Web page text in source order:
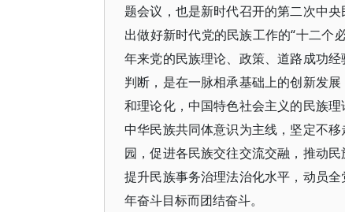
题会议，也是新时代召开的第二次中
出做好新时代党的民族工作的“十二个
年来党的民族理论、政策、道路成功
判断，是在一脉相承基础上的创新发
和理论化，中国特色社会主义的民族
中华民族共同体意识为主线，坚定不
园，促进各民族交往交流交融，推动
提升民族事务治理法治化水平，动员
年奋斗目标而团结奋斗。